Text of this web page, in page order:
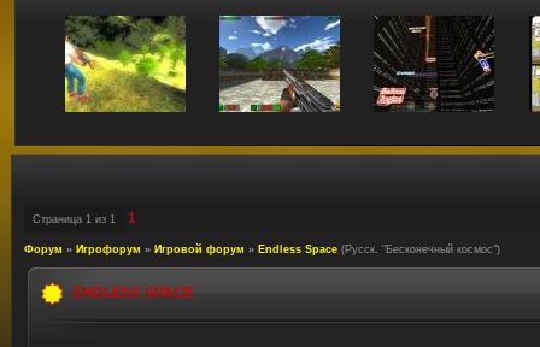
Страница 1 из 1 1
Форум » Игрофорум » Игровой форум » Endless Space (Русск. "Бесконечный космос")
ENDLESS SPACE